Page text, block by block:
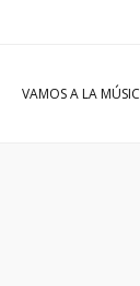
VAMOS A LA